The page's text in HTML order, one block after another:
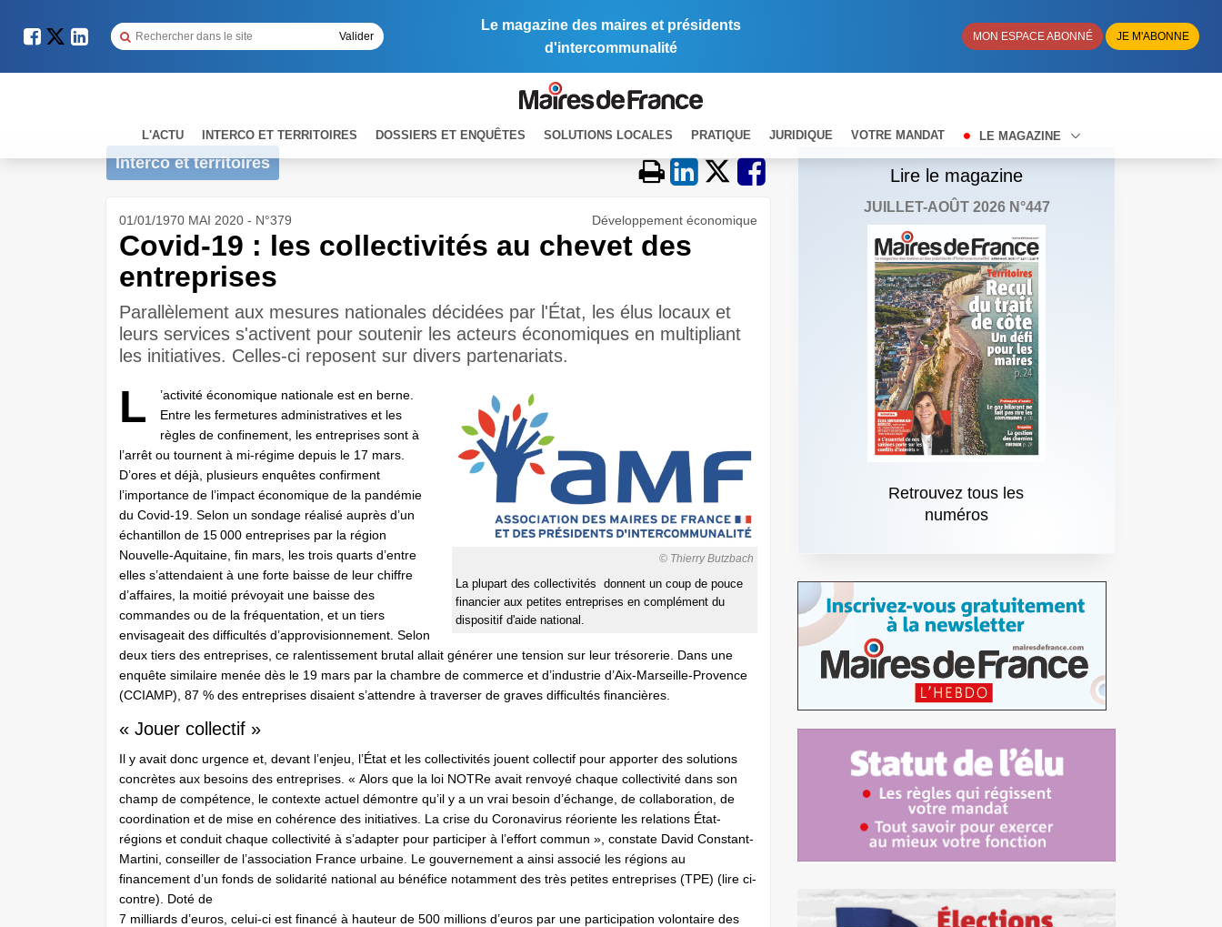
Le magazine des maires et présidents
d'intercommunalité
MON ESPACE ABONNÉ JE M'ABONNE
L'ACTU INTERCO ET TERRITOIRES DOSSIERS ET ENQUÊTES SOLUTIONS LOCALES PRATIQUE JURIDIQUE VOTRE MANDAT LE MAGAZINE
Interco et territoires
01/01/1970 MAI 2020 - N°379 Développement économique
Covid-19 : les collectivités au chevet des
entreprises
Parallèlement aux mesures nationales décidées par l'État, les élus locaux et
leurs services s'activent pour soutenir les acteurs économiques en multipliant
les initiatives. Celles-ci reposent sur divers partenariats.
© Thierry Butzbach
La plupart des collectivités donnent un coup de pouce
financier aux petites entreprises en complément du
dispositif d'aide national.
L
’activité économique nationale est en berne.
Entre les fermetures administratives et les
règles de confinement, les entreprises sont à
l’arrêt ou tournent à mi-régime depuis le 17 mars.
D’ores et déjà, plusieurs enquêtes confirment
l’importance de l’impact économique de la pandémie
du Covid-19. Selon un sondage réalisé auprès d’un
échantillon de 15 000 entreprises par la région
Nouvelle-Aquitaine, fin mars, les trois quarts d’entre
elles s’attendaient à une forte baisse de leur chiffre
d’affaires, la moitié prévoyait une baisse des
commandes ou de la fréquentation, et un tiers
envisageait des difficultés d’approvisionnement. Selon
deux tiers des entreprises, ce ralentissement brutal allait générer une tension sur leur trésorerie. Dans une
enquête similaire menée dès le 19 mars par la chambre de commerce et d’industrie d’Aix-Marseille-Provence
(CCIAMP), 87 % des entreprises disaient s’attendre à traverser de graves difficultés financières.
« Jouer collectif »
Il y avait donc urgence et, devant l’enjeu, l’État et les collectivités jouent collectif pour apporter des solutions
concrètes aux besoins des entreprises. « Alors que la loi NOTRe avait renvoyé chaque collectivité dans son
champ de compétence, le contexte actuel démontre qu’il y a un vrai besoin d’échange, de collaboration, de
coordination et de mise en cohérence des initiatives. La crise du Coronavirus réoriente les relations État-
régions et conduit chaque collectivité à s’adapter pour participer à l’effort commun », constate David Constant-
Martini, conseiller de l’association France urbaine. Le gouvernement a ainsi associé les régions au
financement d’un fonds de solidarité national au bénéfice notamment des très petites entreprises (TPE) (lire ci-
contre). Doté de
7 milliards d’euros, celui-ci est financé à hauteur de 500 millions d’euros par une participation volontaire des
Lire le magazine
JUILLET-AOÛT 2026 N°447
Retrouvez tous les
numéros